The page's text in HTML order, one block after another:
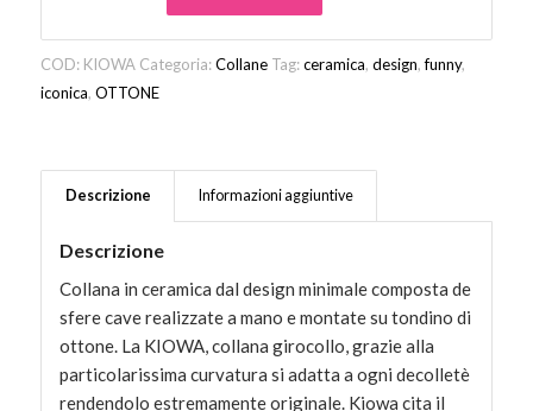
COD: KIOWA Categoria:Collane Tag:ceramica, design,funny,
iconica, OTTONE
Descrizione Informazioni aggiuntive
Descrizione
Collana in ceramica dal design minimale composta de
sfere cave realizzate a mano e montate su tondino di
ottone. La KIOWA, collana girocollo, grazie alla
particolarissima curvatura si adatta a ogni decolletè
rendendolo estremamente originale. Kiowa cita il